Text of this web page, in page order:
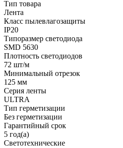
Тип товара
Лента
Класс пылевлагозащиты
IP20
Типоразмер светодиода
SMD 5630
Плотность светодиодов
72 шт/м
Минимальный отрезок
125 мм
Серия ленты
ULTRA
Тип герметизации
Без герметизации
Гарантийный срок
5 год(а)
Светотехнические